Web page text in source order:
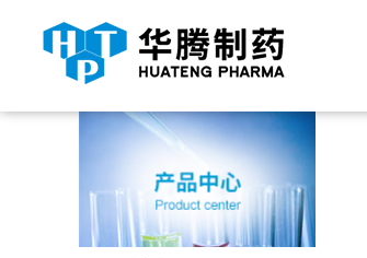
当前位置： 首页 产品中心